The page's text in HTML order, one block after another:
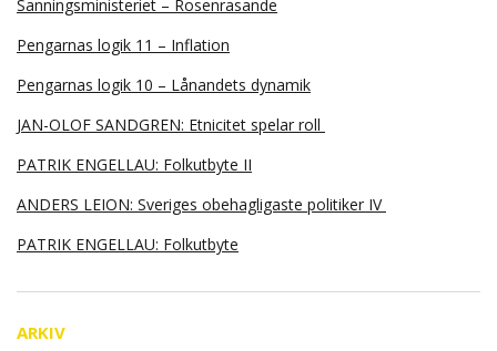
Sanningsministeriet – Rosenrasande
Pengarnas logik 11 – Inflation
Pengarnas logik 10 – Lånandets dynamik
JAN-OLOF SANDGREN: Etnicitet spelar roll
PATRIK ENGELLAU: Folkutbyte II
ANDERS LEION: Sveriges obehagligaste politiker IV
PATRIK ENGELLAU: Folkutbyte
ARKIV